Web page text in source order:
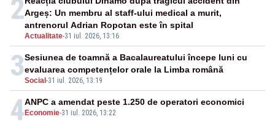
2
Actualitate-31 iul. 2026, 13:16
Argeș: Un membru al staff-ului medical a murit,
antrenorul Adrian Ropotan este în spital
3Social-31 iul. 2026, 13:19
Sesiunea de toamnă a Bacalaureatului începe luni cu
evaluarea competențelor orale la Limba română
4Economie-31 iul. 2026, 13:22
ANPC a amendat peste 1.250 de operatori economici